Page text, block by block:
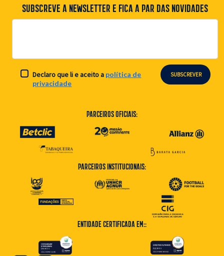
SUBSCREVE A NEWSLETTER E FICA A PAR DAS NOVIDADES
Declaro que li e aceito a política de
privacidade
SUBSCREVER
Parceiros Oficiais:
Parceiros Institucionais:
Entidade Certificada em::